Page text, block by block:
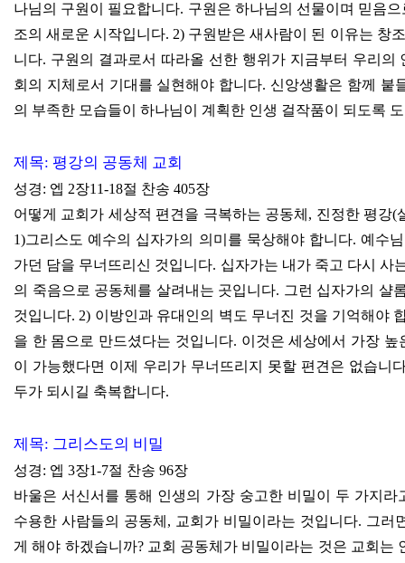
나님의 구원이 필요합니다. 구원은 하나님의 선물이며 믿음
조의 새로운 시작입니다. 2) 구원받은 새사람이 된 이유는 창
니다. 구원의 결과로서 따라올 선한 행위가 지금부터 우리의
회의 지체로서 기대를 실현해야 합니다. 신앙생활은 함께 붙
의 부족한 모습들이 하나님이 계획한 인생 걸작품이 되도록
제목: 평강의 공동체 교회
성경: 엡 2장11-18절 찬송 405장
어떻게 교회가 세상적 편견을 극복하는 공동체 , 진정한 평강(
1)그리스도 예수의 십자가의 의미를 묵상해야 합니다. 예수
가던 담을 무너뜨리신 것입니다. 십자가는 내가 죽고 다시 사
의 죽음으로 공동체를 살려내는 곳입니다. 그런 십자가의 샬
것입니다. 2) 이방인과 유대인의 벽도 무너진 것을 기억해야
을 한 몸으로 만드셨다는 것입니다. 이것은 세상에서 가장
이 가능했다면 이제 우리가 무너뜨리지 못할 편견은 없습니
두가 되시길 축복합니다.
제목: 그리스도의 비밀
성경: 엡 3장1-7절 찬송 96장
바울은 서신서를 통해 인생의 가장 숭고한 비밀이 두 가지라
수용한 사람들의 공동체 , 교회가 비밀이라는 것입니다. 그러
게 해야 하겠습니까? 교회 공동체가 비밀이라는 것은 교회는